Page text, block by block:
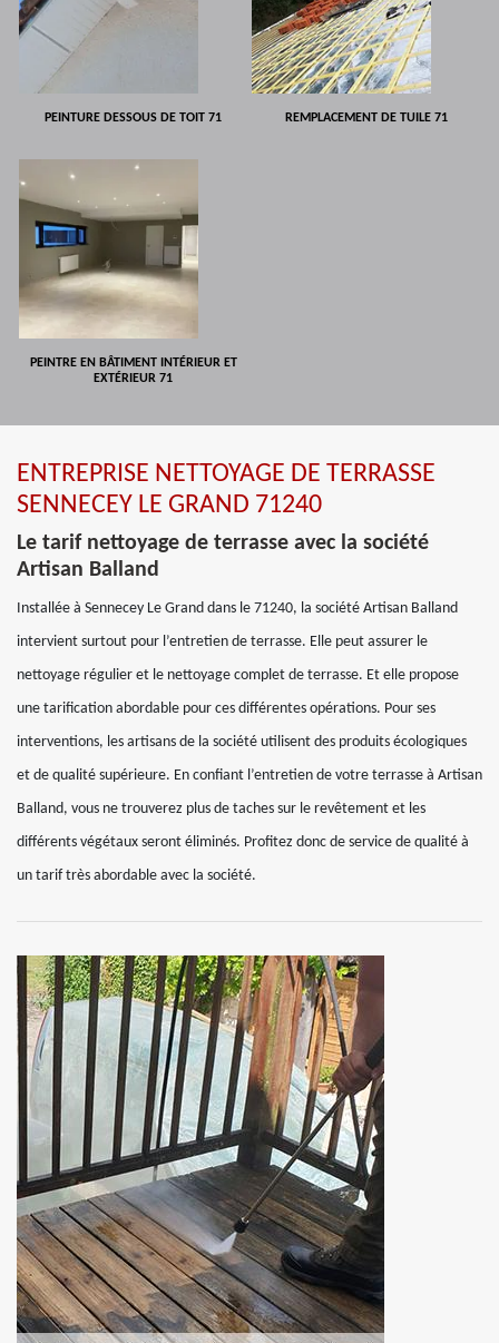
PEINTURE DESSOUS DE TOIT 71 REMPLACEMENT DE TUILE 71
PEINTRE EN BÂTIMENT INTÉRIEUR ET
EXTÉRIEUR 71
ENTREPRISE NETTOYAGE DE TERRASSE
SENNECEY LE GRAND 71240
Le tarif nettoyage de terrasse avec la société
Artisan Balland
Installée à Sennecey Le Grand dans le 71240, la société Artisan Balland
intervient surtout pour l’entretien de terrasse. Elle peut assurer le
nettoyage régulier et le nettoyage complet de terrasse. Et elle propose
une tarification abordable pour ces différentes opérations. Pour ses
interventions, les artisans de la société utilisent des produits écologiques
et de qualité supérieure. En confiant l’entretien de votre terrasse à Artisan
Balland, vous ne trouverez plus de taches sur le revêtement et les
différents végétaux seront éliminés. Profitez donc de service de qualité à
un tarif très abordable avec la société.